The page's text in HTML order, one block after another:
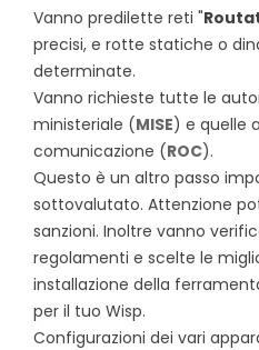
Vanno predilette reti "
precisi, e rotte statiche o
determinate.
Vanno richieste tutte le
ministeriale (MISE) e quelle
comunicazione (ROC).
Questo è un altro passo
sottovalutato. Attenzione
sanzioni. Inoltre vanno
regolamenti e scelte le
installazione della
per il tuo Wisp.
Configurazioni dei vari